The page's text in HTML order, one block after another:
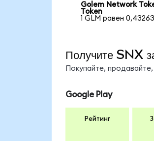
Golem Network
Token
1 GLM равен
Получите SNX
Покупайте,
Google Play
Рейтинг